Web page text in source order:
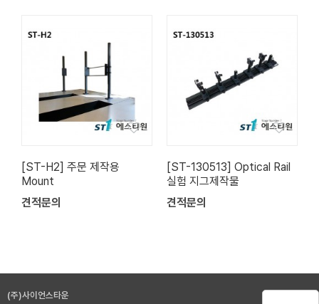
[ST-H2] 주문 제작용
Mount
견적문의
[ST-130513] Optical Rail
실험 지그제작물
견적문의
(주)사이언스타운